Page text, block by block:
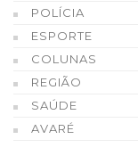
POLÍCIA
ESPORTE
COLUNAS
REGIÃO
SAÚDE
AVARÉ